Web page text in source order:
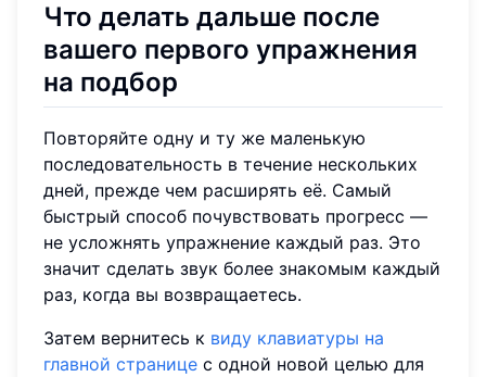
Что делать дальше после
вашего первого упражнения
на подбор
Повторяйте одну и ту же маленькую
последовательность в течение нескольких
дней, прежде чем расширять её. Самый
быстрый способ почувствовать прогресс —
не усложнять упражнение каждый раз. Это
значит сделать звук более знакомым каждый
раз, когда вы возвращаетесь.
Затем вернитесь к виду клавиатуры на
главной странице с одной новой целью для